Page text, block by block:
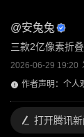
@安兔兔
三款2亿像素折
2026-06-29 19:20
作者声明：个人
打开腾讯